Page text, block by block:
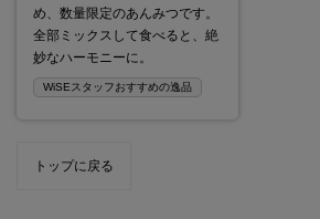
め、数量限定のあんみつです。
全部ミックスして食べると、絶
妙なハーモニーに。
WiSEスタッフおすすめの逸品
トップに戻る